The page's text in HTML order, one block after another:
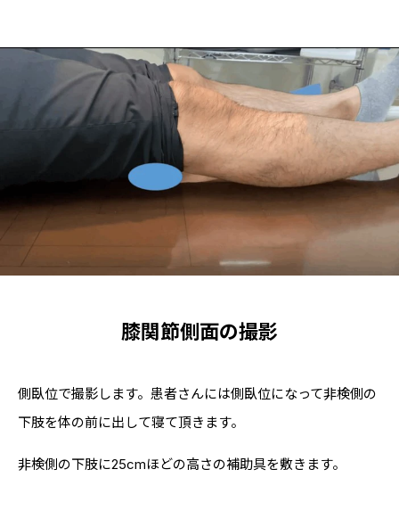
膝関節側面の撮影
側臥位で撮影します。患者さんには側臥位になって非検側の
下肢を体の前に出して寝て頂きます。
非検側の下肢に25cmほどの高さの補助具を敷きます。